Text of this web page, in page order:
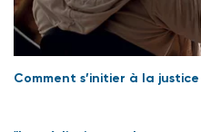
Comment s’initier à la